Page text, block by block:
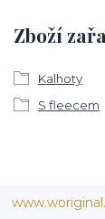
Zboží
Kalhoty
S fleecem